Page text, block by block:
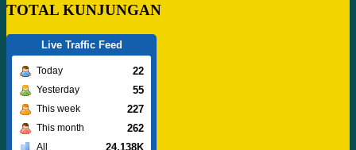
TOTAL KUNJUNGAN
Live Traffic Feed
Today 22
Yesterday 55
This week 227
This month 262
All 24.138K